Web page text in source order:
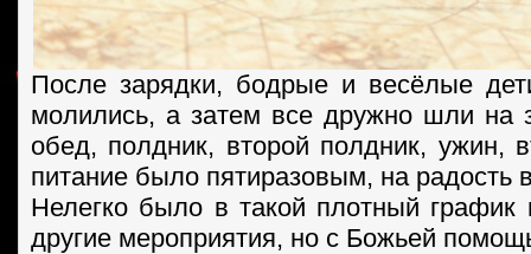
После зарядки, бодрые и весёлые
молились, а затем все дружно шли на
обед, полдник, второй полдник, ужин,
питание было пятиразовым, на радость
Нелегко было в такой плотный график
другие мероприятия, но с Божьей